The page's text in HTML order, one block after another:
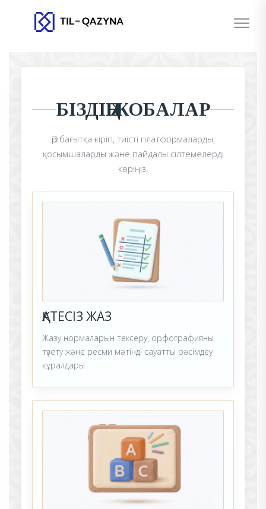
БІЗДІҢ ЖОБАЛАР
Әр бағытқа кіріп, тиісті платформаларды,
қосымшаларды және пайдалы сілтемелерді
көріңіз.
ҚАТЕСІЗ ЖАЗ
Жазу нормаларын тексеру, орфографияны
түзету және ресми мәтінді сауатты рәсімдеу
құралдары.